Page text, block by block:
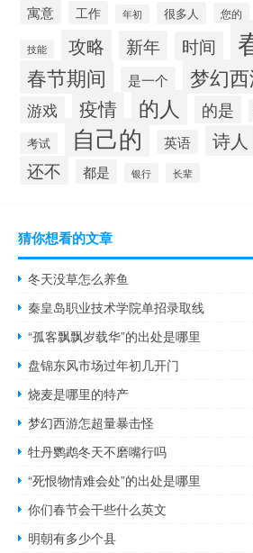
寓意 工作 年初 很多人 您的
技能 攻略 新年 时间
春节期间 是一个 梦幻
游戏 疫情 的人 的是
考试 自己的 英语 诗人
还不 都是 银行 长辈
猜你想看的文章
冬天没草怎么养鱼
秦皇岛职业技术学院单招录取线
“孤客飘飘岁载华”的出处是哪里
盘锦东风市场过年初几开门
烧麦是哪里的特产
梦幻西游怎超量暴击怪
牡丹鹦鹉冬天不磨嘴行吗
“死恨物情难会处”的出处是哪里
你们春节会干些什么英文
明朝有多少个县